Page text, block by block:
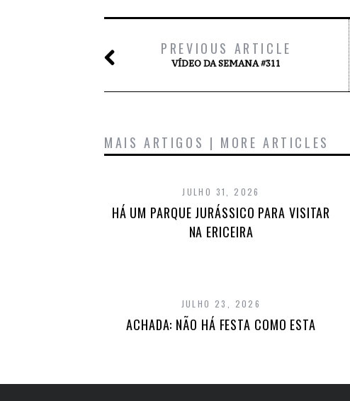
PREVIOUS ARTICLE
VÍDEO DA SEMANA #311
MAIS ARTIGOS | MORE ARTICLES
JULHO 31, 2026
HÁ UM PARQUE JURÁSSICO PARA VISITAR
NA ERICEIRA
JULHO 23, 2026
ACHADA: NÃO HÁ FESTA COMO ESTA